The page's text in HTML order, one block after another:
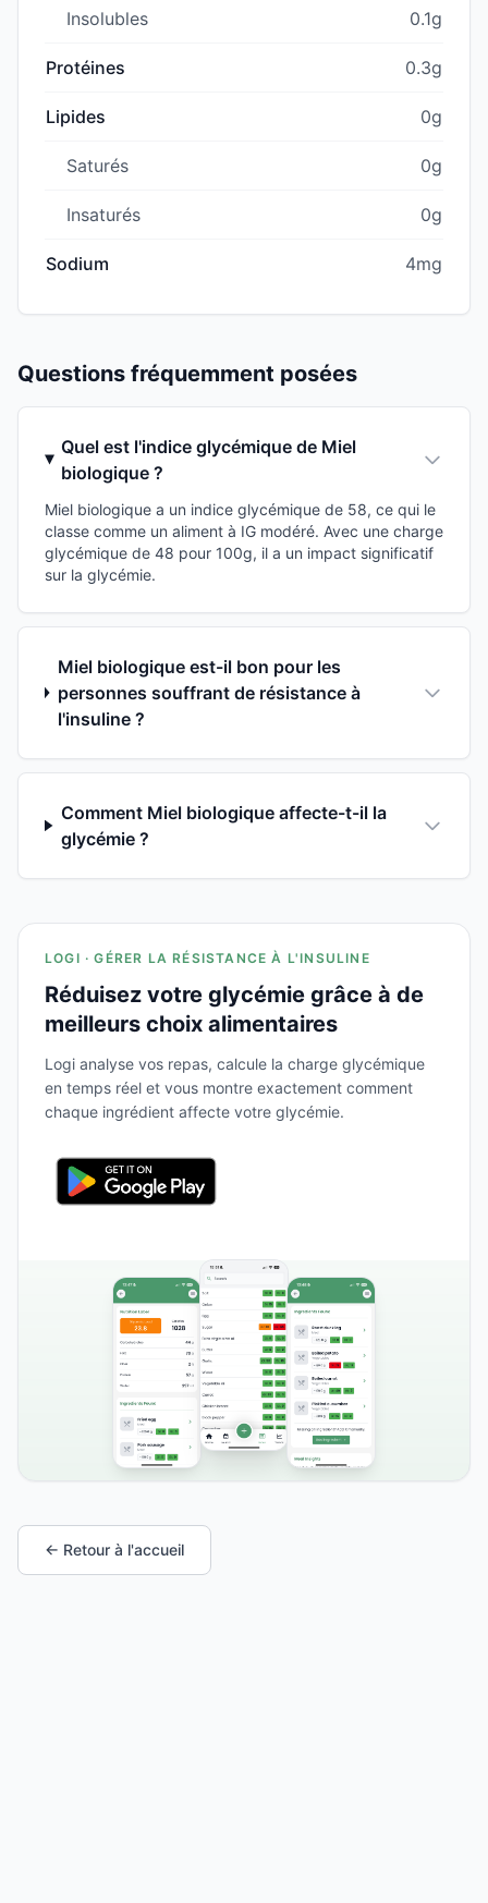
Insolubles 0.1g
Protéines 0.3g
Lipides 0g
Saturés 0g
Insaturés 0g
Sodium 4mg
Questions fréquemment posées
Quel est l'indice glycémique de Miel
biologique ?
Miel biologique a un indice glycémique de 58, ce qui le
classe comme un aliment à IG modéré. Avec une charge
glycémique de 48 pour 100g, il a un impact significatif
sur la glycémie.
Miel biologique est-il bon pour les
personnes souffrant de résistance à
l'insuline ?
Comment Miel biologique affecte-t-il la
glycémie ?
LOGI · GÉRER LA RÉSISTANCE À L'INSULINE
Réduisez votre glycémie grâce à de
meilleurs choix alimentaires
Logi analyse vos repas, calcule la charge glycémique
en temps réel et vous montre exactement comment
chaque ingrédient affecte votre glycémie.
← Retour à l'accueil